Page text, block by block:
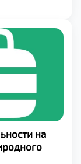
и других
становятся
Обучаясь в
[…]
на